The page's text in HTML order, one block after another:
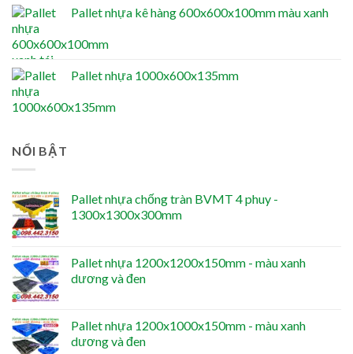
Pallet nhựa kê hàng 600x600x100mm màu xanh
Pallet nhựa 1000x600x135mm
NỔI BẬT
Pallet nhựa chống tràn BVMT 4 phuy -
1300x1300x300mm
Pallet nhựa 1200x1200x150mm - màu xanh
dương và đen
Pallet nhựa 1200x1000x150mm - màu xanh
dương và đen